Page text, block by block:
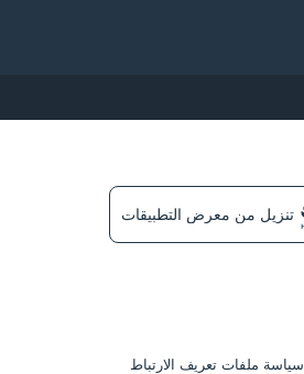
تنزيل من معرض التطبيقات
سياسة ملفات تعريف الارتباط